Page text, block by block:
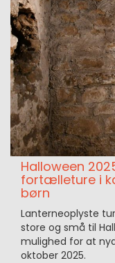
Halloween
fortælleture i
børn
Lanterneoplyste
store og små til
mulighed for at
oktober 2025.